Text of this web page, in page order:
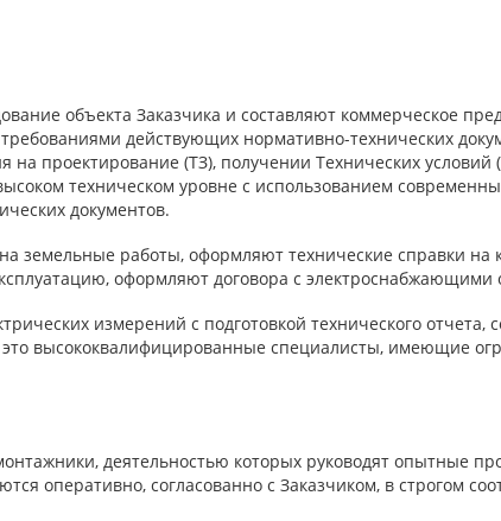
объекта Заказчика и составляют коммерческое
действующих нормативно-технических
проектирование (ТЗ), получении Технических условий
техническом уровне с использованием
документов.
земельные работы, оформляют технические справки
оформляют договора с электроснабжающими
измерений с подготовкой технического
высококвалифицированные специалисты, имеющие
деятельностью которых руководят опытные
оперативно, согласованно с Заказчиком, в строгом